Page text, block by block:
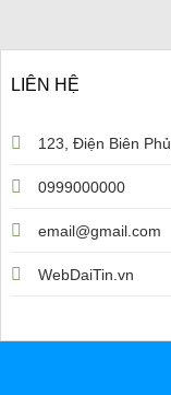
LIÊN HỆ
123, Điện Biên
0999000000
email@gmail.com
WebDaiTin.vn